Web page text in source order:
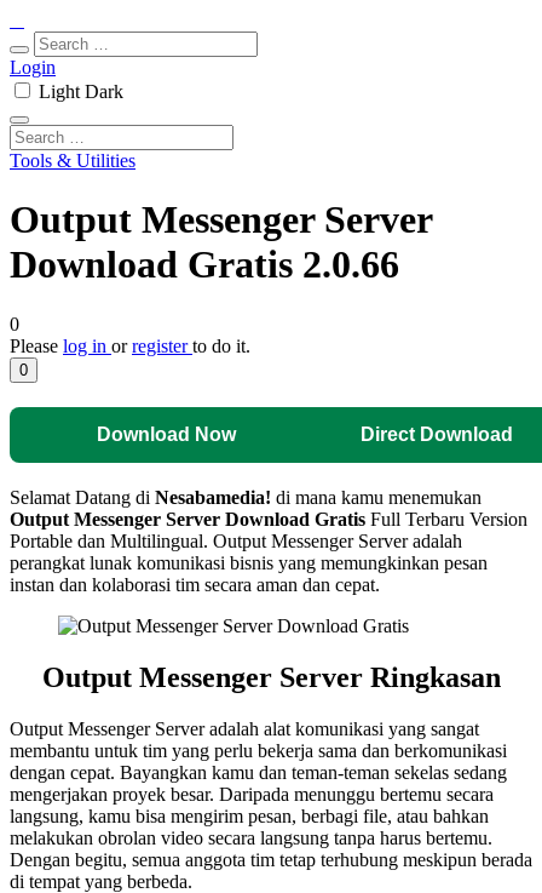
Login
Light Dark
Tools & Utilities
Output Messenger Server
Download Gratis 2.0.66
0
Please log in orregisterto do it.
0
Download Now Direct Download
Selamat Datang di Nesabamedia! di mana kamu menemukan
Output Messenger Server Download Gratis Full Terbaru Version
Portable dan Multilingual. Output Messenger Server adalah
perangkat lunak komunikasi bisnis yang memungkinkan pesan
instan dan kolaborasi tim secara aman dan cepat.
Output Messenger Server Ringkasan
Output Messenger Server adalah alat komunikasi yang sangat
membantu untuk tim yang perlu bekerja sama dan berkomunikasi
dengan cepat. Bayangkan kamu dan teman-teman sekelas sedang
mengerjakan proyek besar. Daripada menunggu bertemu secara
langsung, kamu bisa mengirim pesan, berbagi file, atau bahkan
melakukan obrolan video secara langsung tanpa harus bertemu.
Dengan begitu, semua anggota tim tetap terhubung meskipun berada
di tempat yang berbeda.